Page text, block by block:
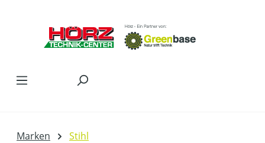
Marken Stihl